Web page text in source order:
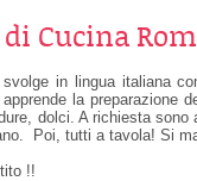
di Cucina
svolge in lingua italiana
la preparazione
dolci. A richiesta
Poi, tutti a tavola! Si
!!